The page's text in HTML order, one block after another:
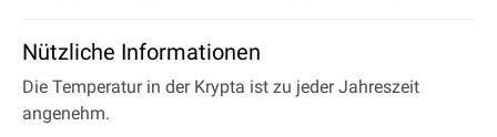
Nützliche Informationen
Die Temperatur in der Krypta ist zu jeder Jahreszeit
angenehm.